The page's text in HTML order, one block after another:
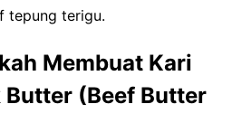
tepung terigu.
Membuat Kari
Butter (Beef Butter